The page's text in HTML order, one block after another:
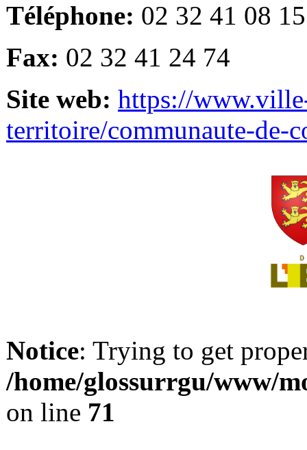
Téléphone: 02 32 41 08 15
Fax: 02 32 41 24 74
Site web: https://
territoire/communaute-de-
Notice: Trying to get
/home/glossurrgu/www/
on line 71